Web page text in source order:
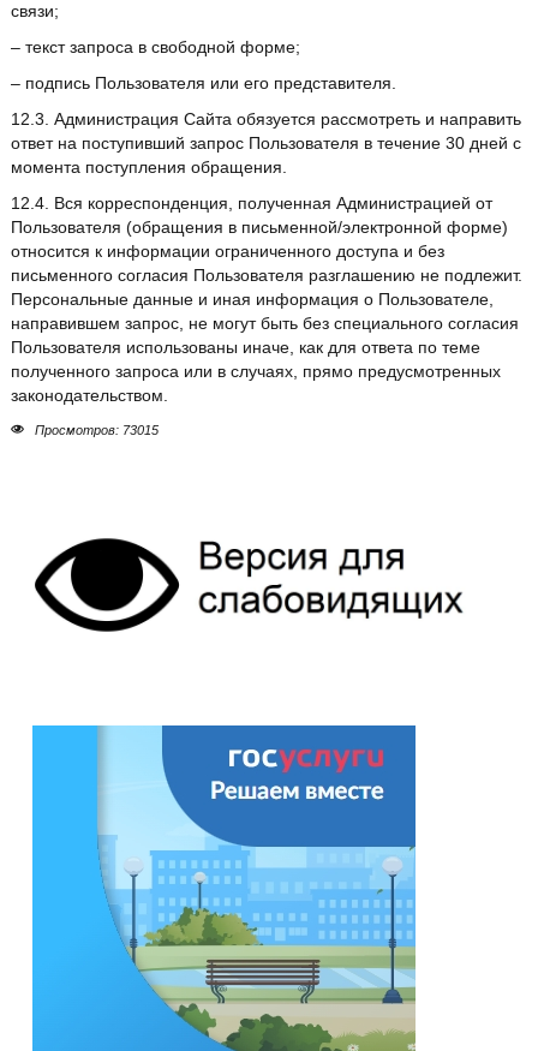
связи;
– текст запроса в свободной форме;
– подпись Пользователя или его представителя.
12.3. Администрация Сайта обязуется рассмотреть и направить
ответ на поступивший запрос Пользователя в течение 30 дней с
момента поступления обращения.
12.4. Вся корреспонденция, полученная Администрацией от
Пользователя (обращения в письменной/электронной форме)
относится к информации ограниченного доступа и без
письменного согласия Пользователя разглашению не подлежит.
Персональные данные и иная информация о Пользователе,
направившем запрос, не могут быть без специального согласия
Пользователя использованы иначе, как для ответа по теме
полученного запроса или в случаях, прямо предусмотренных
законодательством.
Просмотров: 73015